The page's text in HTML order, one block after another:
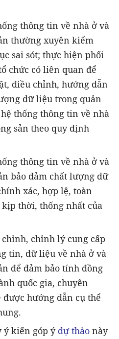
thông tin về nhà ở và
thường xuyên kiểm
sai sót; thực hiện phối
chức có liên quan để
điều chỉnh, hướng dẫn
dữ liệu trong quản
thống thông tin về nhà
sản theo quy định
thông tin về nhà ở và
bảo đảm chất lượng dữ
xác, hợp lệ, toàn
thời, thống nhất của
chỉnh lý cung cấp
tin, dữ liệu về nhà ở và
để đảm bảo tính đồng
quốc gia, chuyên
hướng dẫn cụ thể
ý kiến góp ý dự thảo này